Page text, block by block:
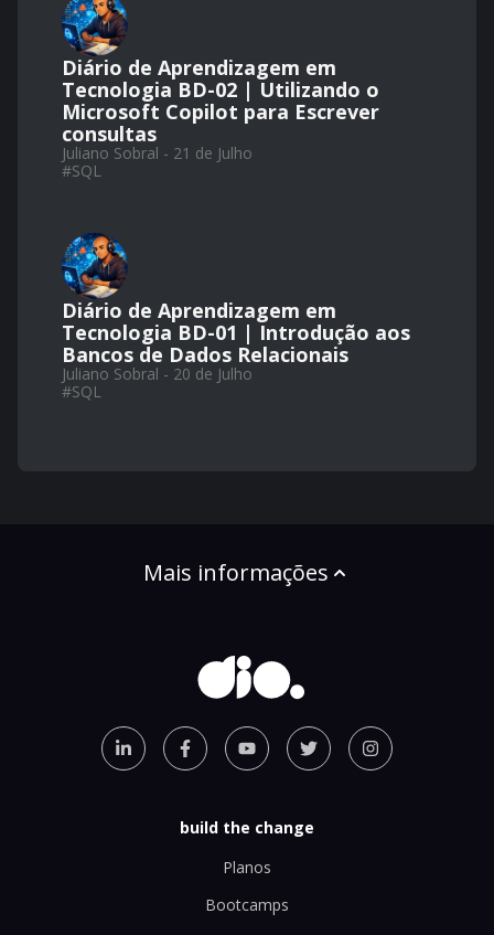
Diário de Aprendizagem em
Tecnologia BD-02 | Utilizando o
Microsoft Copilot para Escrever
consultas
Juliano Sobral - 21 de Julho
#SQL
Diário de Aprendizagem em
Tecnologia BD-01 | Introdução aos
Bancos de Dados Relacionais
Juliano Sobral - 20 de Julho
#SQL
Mais informações
build the change
Planos
Bootcamps